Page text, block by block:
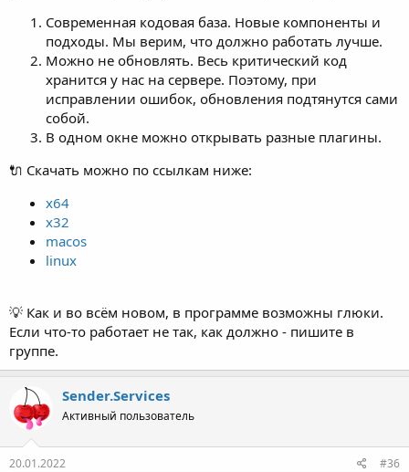
Современная кодовая база. Новые компоненты и
подходы. Мы верим, что должно работать лучше.
Можно не обновлять. Весь критический код
хранится у нас на сервере. Поэтому, при
исправлении ошибок, обновления подтянутся сами
собой.
В одном окне можно открывать разные плагины.
🔌 Скачать можно по ссылкам ниже:
x64
x32
macos
linux
💡 Как и во всём новом, в программе возможны глюки.
Если что-то работает не так, как должно - пишите в
группе.
Sender.Services
Активный пользователь
20.01.2022 #36